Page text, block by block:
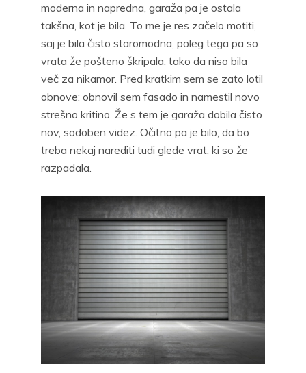
moderna in napredna, garaža pa je ostala
takšna, kot je bila. To me je res začelo motiti,
saj je bila čisto staromodna, poleg tega pa so
vrata že pošteno škripala, tako da niso bila
več za nikamor. Pred kratkim sem se zato lotil
obnove: obnovil sem fasado in namestil novo
strešno kritino. Že s tem je garaža dobila čisto
nov, sodoben videz. Očitno pa je bilo, da bo
treba nekaj narediti tudi glede vrat, ki so že
razpadala.